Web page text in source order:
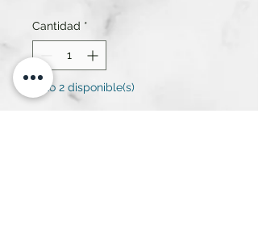
Cantidad *
Solo 2 disponible(s)